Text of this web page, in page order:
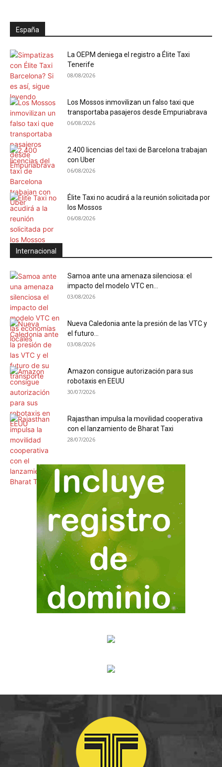
España
La OEPM deniega el registro a Élite Taxi
Tenerife
08/08/2026
Los Mossos inmovilizan un falso taxi que
transportaba pasajeros desde Empuriabrava
06/08/2026
2.400 licencias del taxi de Barcelona trabajan
con Uber
06/08/2026
Élite Taxi no acudirá a la reunión solicitada por
los Mossos
06/08/2026
Internacional
Samoa ante una amenaza silenciosa: el
impacto del modelo VTC en...
03/08/2026
Nueva Caledonia ante la presión de las VTC y
el futuro...
03/08/2026
Amazon consigue autorización para sus
robotaxis en EEUU
30/07/2026
Rajasthan impulsa la movilidad cooperativa
con el lanzamiento de Bharat Taxi
28/07/2026